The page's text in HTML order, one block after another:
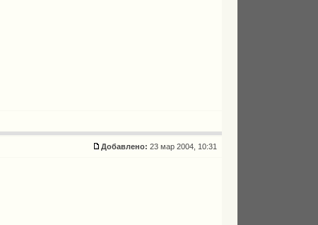
Добавлено: 23 мар 2004, 10:31